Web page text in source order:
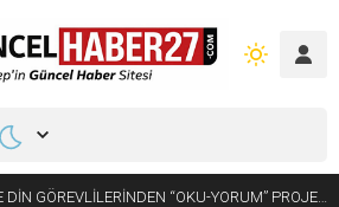
ARANAN 2 HÜKÜMLÜ YAKALANDI